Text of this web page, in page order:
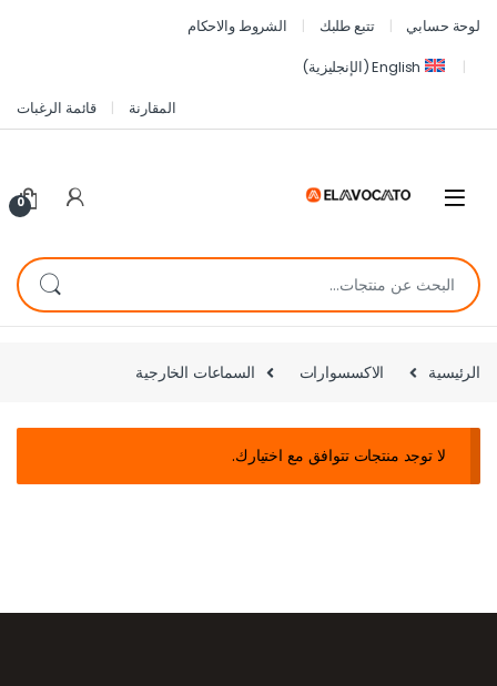
لوحة حسابي تتبع طلبك
الشروط والاحكام
English
(الإنجليزية)
المقارنة
قائمة الرغبات
0
الرئيسية الاكسسوارات السماعات الخارجية
لا توجد منتجات تتوافق مع اختيارك.